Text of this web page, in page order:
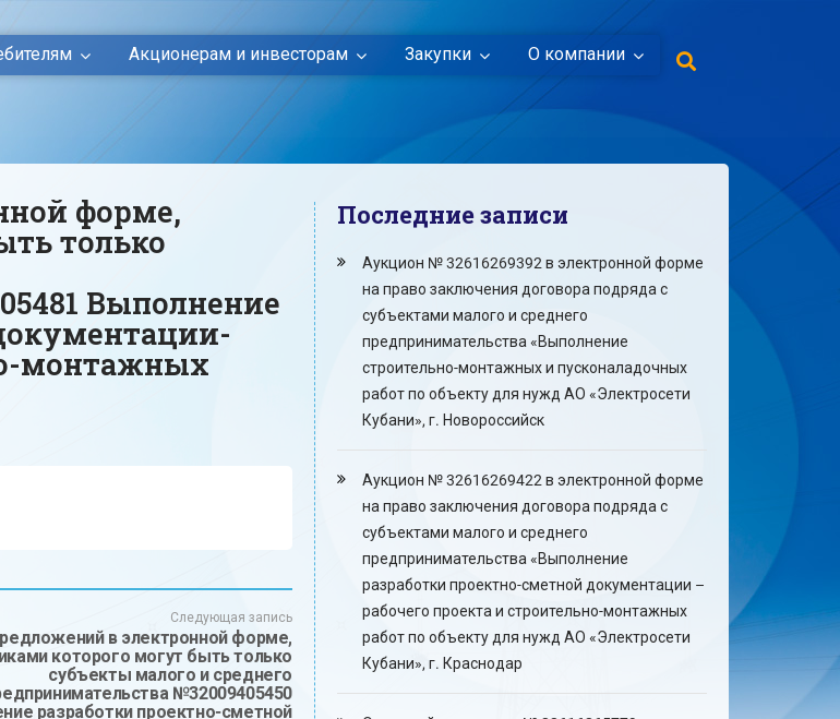
Акционерам и инвесторам Закупки О компании
форме,
только
Выполнение
монтажных
Следующая запись
в электронной форме,
которого могут быть только
субъекты малого и среднего
№32009405450
разработки проектно-сметной
Последние записи
Аукцион № 32616269392 в электронной форме
на право заключения договора подряда с
субъектами малого и среднего
предпринимательства «Выполнение
строительно-монтажных и пусконаладочных
работ по объекту для нужд АО «Электросети
Кубани», г. Новороссийск
Аукцион № 32616269422 в электронной форме
на право заключения договора подряда с
субъектами малого и среднего
предпринимательства «Выполнение
разработки проектно-сметной документации –
рабочего проекта и строительно-монтажных
работ по объекту для нужд АО «Электросети
Кубани», г. Краснодар